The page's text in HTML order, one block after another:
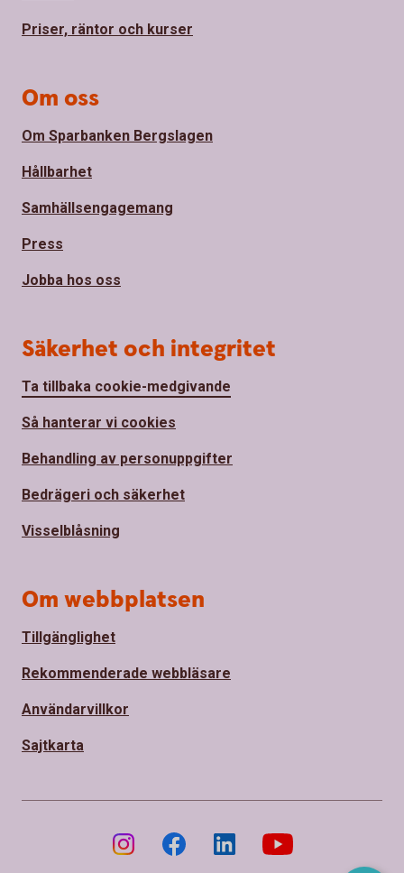
Priser, räntor och kurser
Om oss
Om Sparbanken Bergslagen
Hållbarhet
Samhällsengagemang
Press
Jobba hos oss
Säkerhet och integritet
Ta tillbaka cookie-medgivande
Så hanterar vi cookies
Behandling av personuppgifter
Bedrägeri och säkerhet
Visselblåsning
Om webbplatsen
Tillgänglighet
Rekommenderade webbläsare
Användarvillkor
Sajtkarta